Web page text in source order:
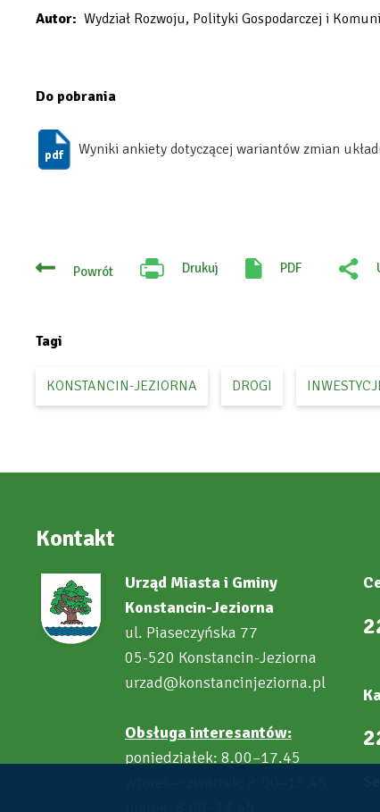
Autor Wydział Rozwoju, Polityki Gospodarczej i
Do pobrania
Wyniki ankiety dotyczącej wariantów zmian
Powrót Drukuj
Will
PDF
Tagi
KONSTANCIN-JEZIORNA DROGI
Kontakt
Urząd Miasta i Gminy
Konstancin-Jeziorna
ul. Piaseczyńska 77
05-520 Konstancin-Jeziorna
urzad@konstancinjeziorna.pl
Obsługa interesantów:
poniedziałek: 8.00–17.45